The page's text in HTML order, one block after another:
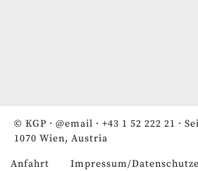
© KGP · @email · +43 1 52 222 21 ·
1070 Wien, Austria
Anfahrt Impressum/